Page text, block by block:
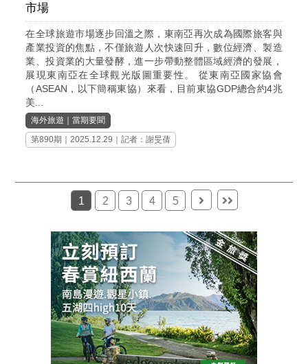
市場
在全球旅遊市場逐步回溫之際，東南亞再次成為國際旅客與
產業投資的焦點，不僅旅遊人次快速回升，數位經濟、製造
業、投資業的大量發酵，進一步帶動整體區域經濟的發展，
展現東南亞在全球觀光版圖重要性。 從東南亞國家協會
（ASEAN，以下簡稱東協）來看，目前東協GDP總合約4兆
美...
海外旅遊 ｜當期要聞
第890期 ｜2025.12.29｜記者：謝旻蒨
1 2 3 4 5